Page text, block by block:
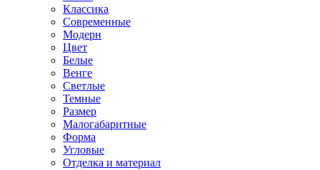
Классика
Современные
Модерн
Цвет
Белые
Венге
Светлые
Темные
Размер
Малогабаритные
Форма
Угловые
Отделка и материал